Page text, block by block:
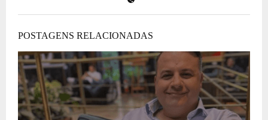
POSTAGENS RELACIONADAS